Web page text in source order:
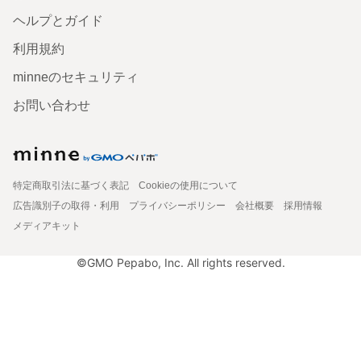
ヘルプとガイド
利用規約
minneのセキュリティ
お問い合わせ
特定商取引法に基づく表記
Cookieの使用について
広告識別子の取得・利用
プライバシーポリシー 会社概要
採用情報
メディアキット
©GMO Pepabo, Inc. All rights reserved.